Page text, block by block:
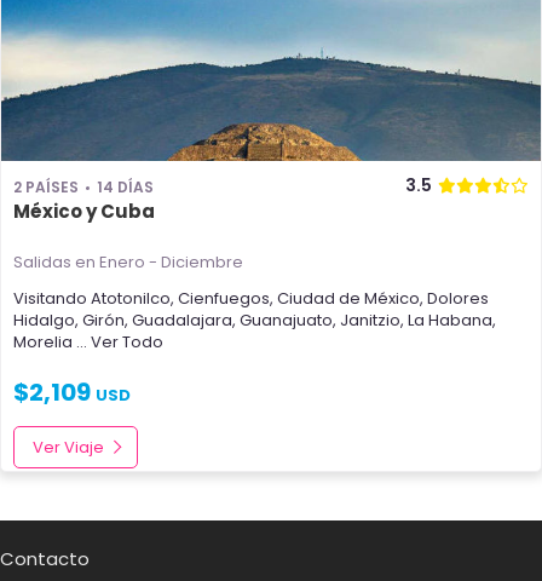
2 PAÍSES 14 DÍAS 3.5
México y Cuba
Salidas en Enero - Diciembre
Visitando Atotonilco, Cienfuegos, Ciudad de México, Dolores
Hidalgo, Girón, Guadalajara, Guanajuato, Janitzio, La Habana,
Morelia ... Ver Todo
$2,109 USD
Ver Viaje
Contacto